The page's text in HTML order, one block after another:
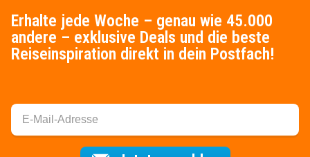
Erhalte jede Woche – genau wie 45.000
andere – exklusive Deals und die beste
Reiseinspiration direkt in dein Postfach!